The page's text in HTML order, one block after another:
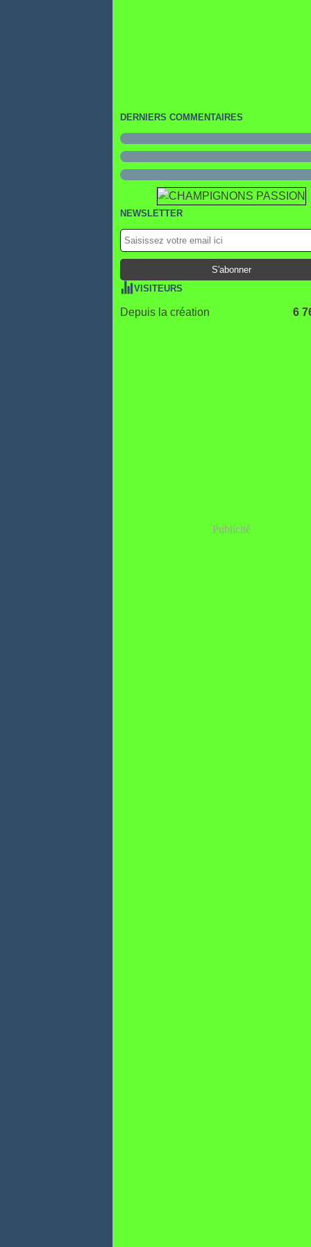
DERNIERS COMMENTAIRES
NEWSLETTER
VISITEURS
Depuis la création 6
Publicité